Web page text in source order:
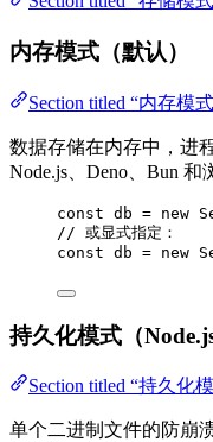
内存模式（默认）
Section titled “内存模
数据存储在内存中，进
Node.js、Deno、Bun 和
const db = new
// 或显式指定：
const db = new
持久化模式（Node.js
Section titled “持久化
单个二进制文件的防崩